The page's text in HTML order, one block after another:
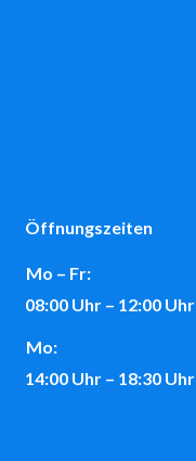
Öffnungszeiten
Mo – Fr:
08:00 Uhr – 12:00 Uhr
Mo:
14:00 Uhr – 18:30 Uhr